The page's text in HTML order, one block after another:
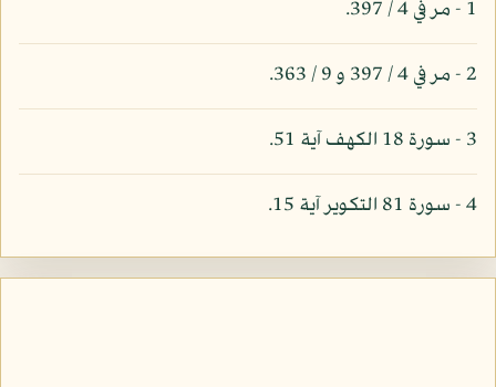
1 - مر في 4 / 397.
2 - مر في 4 / 397 و 9 / 363.
3 - سورة 18 الكهف آية 51.
4 - سورة 81 التكوير آية 15.